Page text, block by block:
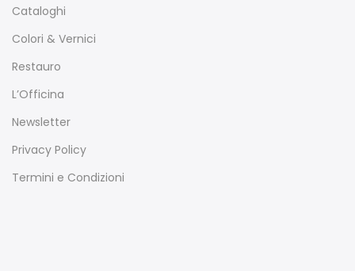
Cataloghi
Colori & Vernici
Restauro
L’Officina
Newsletter
Privacy Policy
Termini e Condizioni